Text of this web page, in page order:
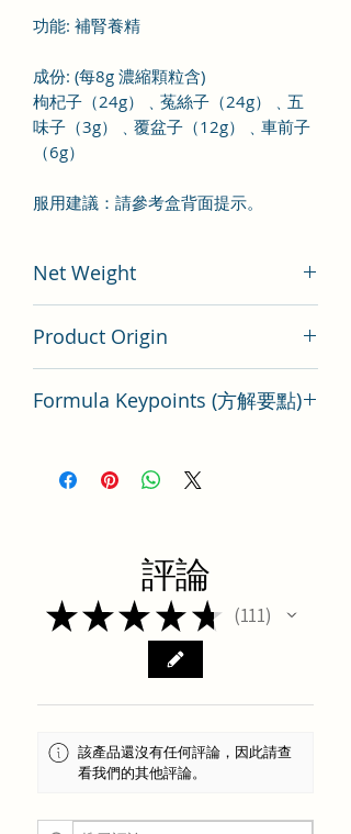
功能: 補腎養精
成份: (每8g 濃縮顆粒含)
枸杞子（24g）﹑菟絲子（24g）﹑五
味子（3g）﹑覆盆子（12g）﹑車前子
（6g）
服用建議：請參考盒背面提示。
Net Weight
Product Origin
Formula Keypoints (方解要點)
評論
★★★★★ 111
111
該產品還沒有任何評論，因此請查
看我們的其他評論。